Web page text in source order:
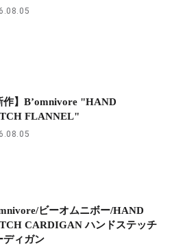
作】B’omnivore "HAND
FLANNEL"
ビーオムニボー/HAND
CARDIGAN ハンドステッチ
ディガン